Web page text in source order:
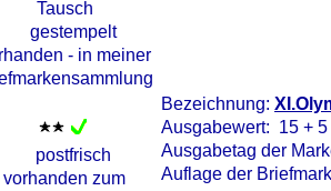
Bezeichnung:
Ausgabewert: 15 + 5
Ausgabetag der
Auflage der